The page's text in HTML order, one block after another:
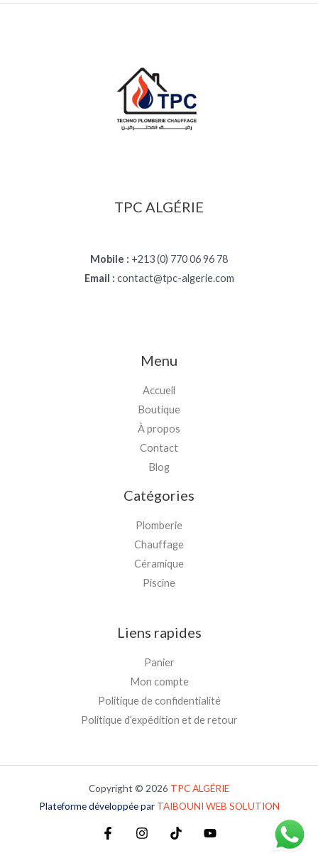
TPC ALGÉRIE
Mobile : +213 (0) 770 06 96 78
Email : contact@tpc-algerie.com
Menu
Accueil
Boutique
À propos
Contact
Blog
Catégories
Plomberie
Chauffage
Céramique
Piscine
Liens rapides
Panier
Mon compte
Politique de confidentialité
Politique d’expédition et de retour
Copyright © 2026 TPCALGÉRIE
Plateforme développée par TAIBOUNI WEB SOLUTION
TAIBOUNI WEB SOLUTION
Plateforme développée par
TAIBOUNI WEB SOLUTION